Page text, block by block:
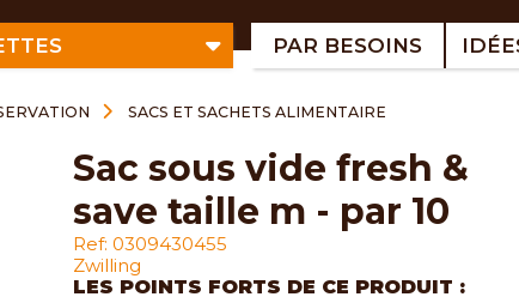
PAR BESOINS
SACS ET SACHETS ALIMENTAIRE
sac sous vide fresh &
save taille m - par 10
Ref: 0309430455
Zwilling
LES POINTS FORTS DE CE PRODUIT :